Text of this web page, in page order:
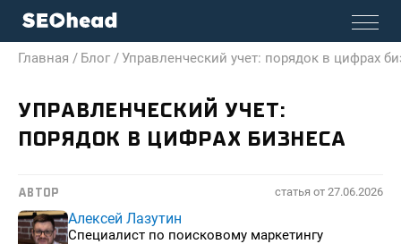
Главная / Блог / Управленческий учет: порядок в цифрах
УПРАВЛЕНЧЕСКИЙ УЧЕТ:
ПОРЯДОК В ЦИФРАХ БИЗНЕСА
АВТОР статья от 27.06.2026
Алексей Лазутин
Специалист по поисковому маркетингу